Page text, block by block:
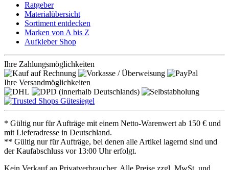
Ratgeber
Materialübersicht
Sortiment entdecken
Marken von A bis Z
Aufkleber Shop
Ihre Zahlungsmöglichkeiten
Ihre Versandmöglichkeiten
* Gültig nur für Aufträge mit einem Netto-Warenwert ab 150 € und
mit Lieferadresse in Deutschland.
** Gültig nur für Aufträge, bei denen alle Artikel lagernd sind und
der Kaufabschluss vor 13:00 Uhr erfolgt.